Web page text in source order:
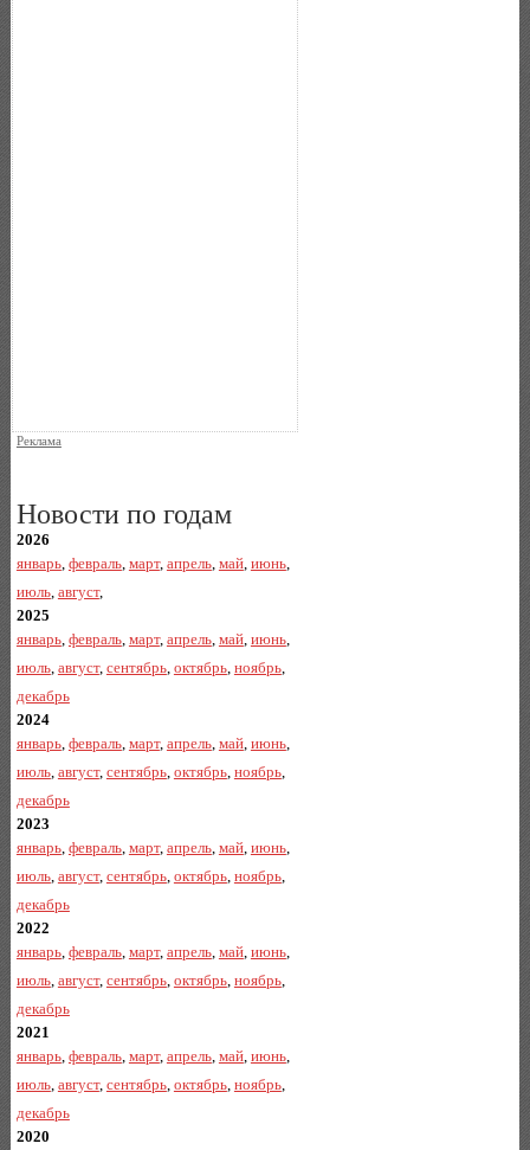
Реклама
Новости по годам
2026
январь, февраль, март, апрель, май, июнь,
июль, август,
2025
январь, февраль, март, апрель, май, июнь,
июль, август, сентябрь, октябрь, ноябрь,
декабрь
2024
январь, февраль, март, апрель, май, июнь,
июль, август, сентябрь, октябрь, ноябрь,
декабрь
2023
январь, февраль, март, апрель, май, июнь,
июль, август, сентябрь, октябрь, ноябрь,
декабрь
2022
январь, февраль, март, апрель, май, июнь,
июль, август, сентябрь, октябрь, ноябрь,
декабрь
2021
январь, февраль, март, апрель, май, июнь,
июль, август, сентябрь, октябрь, ноябрь,
декабрь
2020